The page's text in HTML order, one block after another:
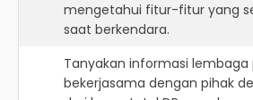
mengetahui fitur-fitur yang
saat berkendara.
Tanyakan informasi
bekerjasama dengan pihak